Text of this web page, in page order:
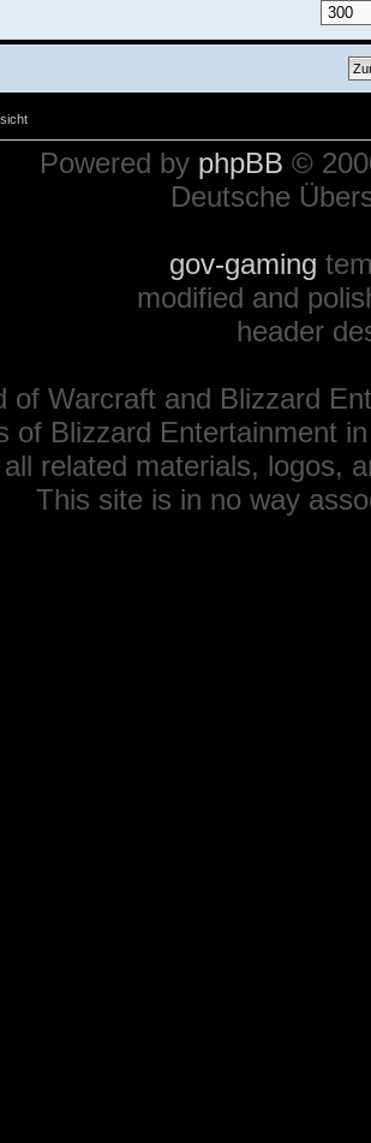
Powered by phpBB ©
Deutsche
gov-gaming
modified and
header
of Warcraft and Blizzard
of Blizzard Entertainment
related materials, logos,
This site is in no way